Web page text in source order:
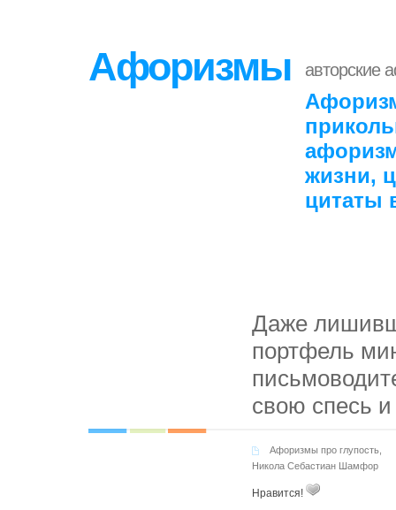
Афоризмы авторские
жизни,
цитаты
Даже
портфель
свою спесь
Афоризмы про глупость
Никола Себастиан Шамфор
Нравится!